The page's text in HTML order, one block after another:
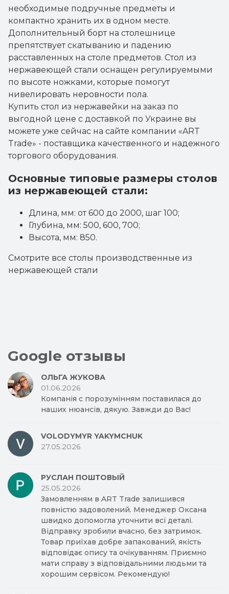
необходимые подручные предметы и
компактно хранить их в одном месте.
Дополнительный борт на столешнице
препятствует скатыванию и падению
расставленных на столе предметов. Стол из
нержавеющей стали оснащен регулируемыми
по высоте ножками, которые помогут
нивелировать неровности пола.
Купить стол из нержавейки на заказ по
выгодной цене с доставкой по Украине вы
можете уже сейчас на сайте компании «ART
Trade» - поставщика качественного и надежного
торгового оборудования.
Основные типовые размеры столов
из нержавеющей стали:
Длина, мм: от 600 до 2000, шаг 100;
Глубина, мм: 500, 600, 700;
Высота, мм: 850.
Смотрите все столы производственные из
нержавеющей стали
Google отзывы
ОЛЬГА ЖУКОВА
01.06.2026
Компанія с порозумінням поставилася до
наших нюансів, дякую. Завжди до Вас!
VOLODYMYR YAKYMCHUK
27.05.2026
РУСЛАН ПОШТОВЫЙ
25.05.2026
Замовленням в ART Trade залишився
повністю задоволений. Менеджер Оксана
швидко допомогла уточнити всі деталі.
Відправку зробили вчасно, без затримок.
Товар приїхав добре запакований, якість
відповідає опису та очікуванням. Приємно
мати справу з відповідальними людьми та
хорошим сервісом. Рекомендую!